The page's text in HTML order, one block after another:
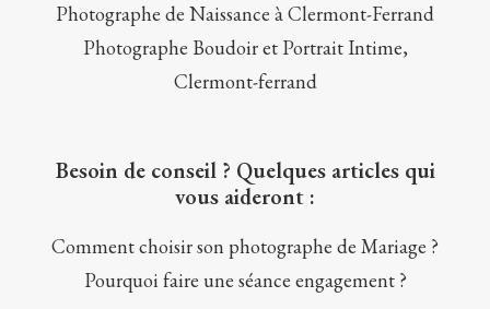
Photographe de Naissance à Clermont-Ferrand
Photographe Boudoir et Portrait Intime,
Clermont-ferrand
Besoin de conseil ? Quelques articles qui
vous aideront :
Comment choisir son photographe de Mariage ?
Pourquoi faire une séance engagement ?